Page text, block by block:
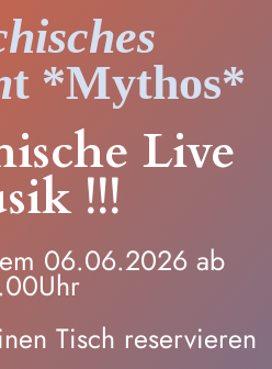
t *Mythos*
Live
!!!
06.06.2026 ab
Tisch reservieren